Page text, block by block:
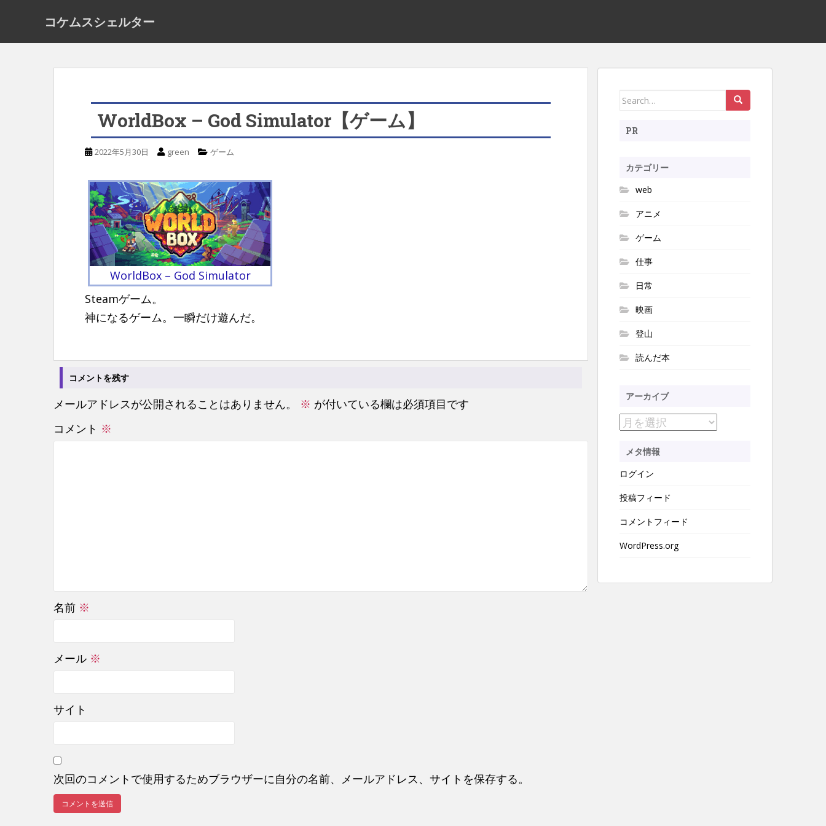
i
コケムスシェルター
WorldBox – God Simulator【ゲーム】
2022年5月30日 green ゲーム
WorldBox – God Simulator
Steamゲーム。
神になるゲーム。一瞬だけ遊んだ。
コメントを残す
メールアドレスが公開されることはありません。 ※ が付いている欄は必須項目です
コメント ※
名前 ※
メール ※
サイト
次回のコメントで使用するためブラウザーに自分の名前、メールアドレス、サイトを保存する。
Search
PR
カテゴリー
web
アニメ
ゲーム
仕事
日常
映画
登山
読んだ本
アーカイブ
ア
カ
イ
ブ
メタ情報
ログイン
投稿フィード
コメントフィード
WordPress.org